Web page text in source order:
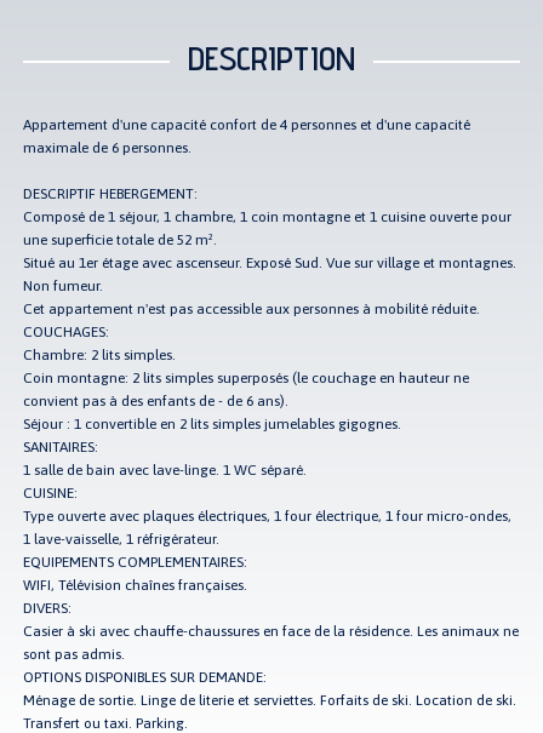
DESCRIPTION
Appartement d'une capacité confort de 4 personnes et d'une capacité
maximale de 6 personnes.
DESCRIPTIF HEBERGEMENT:
Composé de 1 séjour, 1 chambre, 1 coin montagne et 1 cuisine ouverte pour
une superficie totale de 52 m².
Situé au 1er étage avec ascenseur. Exposé Sud. Vue sur village et montagnes.
Non fumeur.
Cet appartement n'est pas accessible aux personnes à mobilité réduite.
COUCHAGES:
Chambre: 2 lits simples.
Coin montagne: 2 lits simples superposés (le couchage en hauteur ne
convient pas à des enfants de - de 6 ans).
Séjour : 1 convertible en 2 lits simples jumelables gigognes.
SANITAIRES:
1 salle de bain avec lave-linge. 1 WC séparé.
CUISINE:
Type ouverte avec plaques électriques, 1 four électrique, 1 four micro-ondes,
1 lave-vaisselle, 1 réfrigérateur.
EQUIPEMENTS COMPLEMENTAIRES:
WIFI, Télévision chaînes françaises.
DIVERS:
Casier à ski avec chauffe-chaussures en face de la résidence. Les animaux ne
sont pas admis.
OPTIONS DISPONIBLES SUR DEMANDE:
Ménage de sortie. Linge de literie et serviettes. Forfaits de ski. Location de ski.
Transfert ou taxi. Parking.